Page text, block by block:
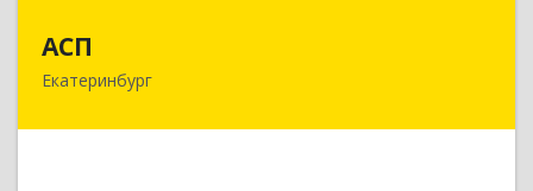
АСП
Екатеринбург
620075, Свердловская обл, Екатеринбург г,